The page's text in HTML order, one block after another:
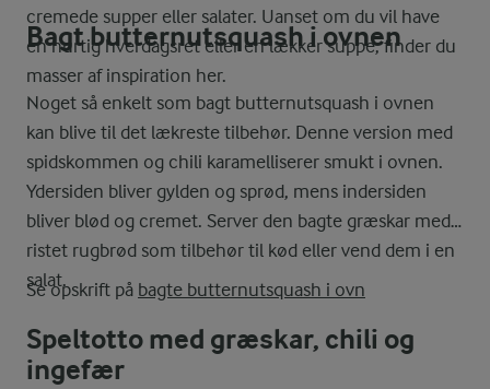
cremede supper eller salater. Uanset om du vil have
en hurtig hverdagsret eller en lækker suppe, finder du
masser af inspiration her.
Bagt butternutsquash i ovnen
Noget så enkelt som bagt butternutsquash i ovnen
kan blive til det lækreste tilbehør. Denne version med
spidskommen og chili karamelliserer smukt i ovnen.
Ydersiden bliver gylden og sprød, mens indersiden
bliver blød og cremet. Server den bagte græskar med
ristet rugbrød som tilbehør til kød eller vend dem i en
salat.
Se opskrift på bagte butternutsquash i ovn
Speltotto med græskar, chili og
ingefær